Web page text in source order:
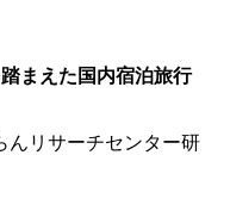
まえた国内宿泊旅行
リサーチセンター研